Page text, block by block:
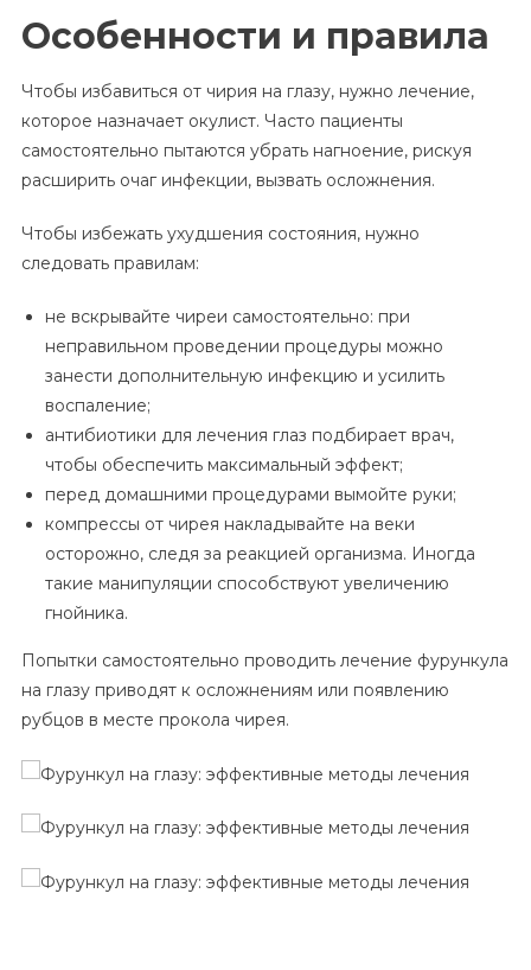
Особенности и правила
Чтобы избавиться от чирия на глазу, нужно лечение,
которое назначает окулист. Часто пациенты
самостоятельно пытаются убрать нагноение, рискуя
расширить очаг инфекции, вызвать осложнения.
Чтобы избежать ухудшения состояния, нужно
следовать правилам:
не вскрывайте чиреи самостоятельно: при
неправильном проведении процедуры можно
занести дополнительную инфекцию и усилить
воспаление;
антибиотики для лечения глаз подбирает врач,
чтобы обеспечить максимальный эффект;
перед домашними процедурами вымойте руки;
компрессы от чирея накладывайте на веки
осторожно, следя за реакцией организма. Иногда
такие манипуляции способствуют увеличению
гнойника.
Попытки самостоятельно проводить лечение фурункула
на глазу приводят к осложнениям или появлению
рубцов в месте прокола чирея.